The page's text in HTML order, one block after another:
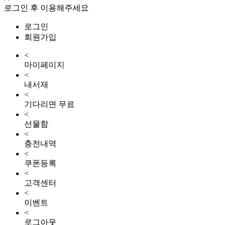
로그인 후 이용해주세요
로그인
회원가입
<
마이페이지
<
내서재
<
기다리면 무료
<
선물함
<
충전내역
<
쿠폰등록
<
고객센터
<
이벤트
<
로그아웃